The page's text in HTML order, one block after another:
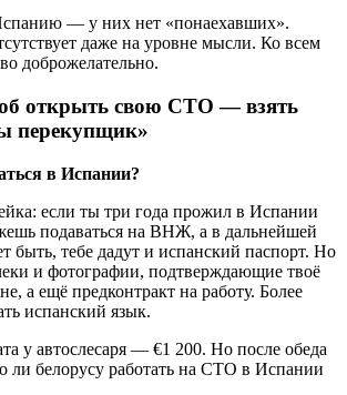
— у них нет «понаехавших».
даже на уровне мысли. Ко всем
доброжелательно.
открыть свою СТО — взять
перекупщик»
в Испании?
если ты три года прожил в Испании
подаваться на ВНЖ, а в дальнейшей
быть, тебе дадут и испанский паспорт. Но
и фотографии, подтверждающие твоё
а ещё предконтракт на работу. Более
испанский язык.